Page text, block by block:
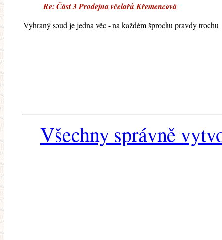
Re: Část 3 Prodejna včelařů Křemencová
Vyhraný soud je jedna věc - na každém šprochu pravdy trochu
Všechny správně